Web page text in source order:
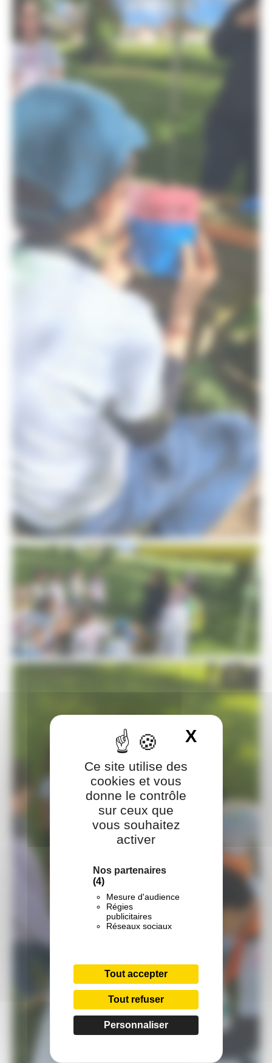
Ce site utilise des
cookies et vous
donne le contrôle
sur ceux que
vous souhaitez
activer
Nos partenaires
(4)
Mesure d'audience
Régies
publicitaires
Réseaux sociaux
Tout accepter
Tout refuser
Personnaliser
X